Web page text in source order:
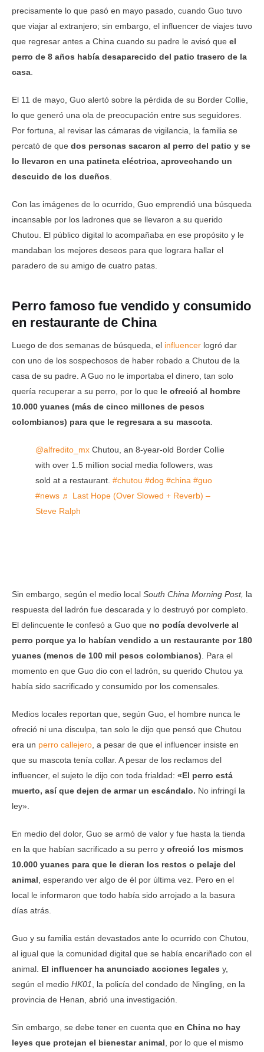
precisamente lo que pasó en mayo pasado, cuando Guo tuvo
que viajar al extranjero; sin embargo, el influencer de viajes tuvo
que regresar antes a China cuando su padre le avisó que el
perro de 8 años había desaparecido del patio trasero de la
casa.
El 11 de mayo, Guo alertó sobre la pérdida de su Border Collie,
lo que generó una ola de preocupación entre sus seguidores.
Por fortuna, al revisar las cámaras de vigilancia, la familia se
percató de que dos personas sacaron al perro del patio y se
lo llevaron en una patineta eléctrica, aprovechando un
descuido de los dueños.
Con las imágenes de lo ocurrido, Guo emprendió una búsqueda
incansable por los ladrones que se llevaron a su querido
Chutou. El público digital lo acompañaba en ese propósito y le
mandaban los mejores deseos para que lograra hallar el
paradero de su amigo de cuatro patas.
Perro famoso fue vendido y consumido
en restaurante de China
Luego de dos semanas de búsqueda, el influencer logró dar
con uno de los sospechosos de haber robado a Chutou de la
casa de su padre. A Guo no le importaba el dinero, tan solo
quería recuperar a su perro, por lo que le ofreció al hombre
10.000 yuanes (más de cinco millones de pesos
colombianos) para que le regresara a su mascota
@alfredito_mx Chutou, an 8-year-old Border Collie
with over 1.5 million social media followers, was
sold at a restaurant. #chutou #dog #china #guo
#news ♬ Last Hope (Over Slowed + Reverb) –
Steve Ralph
Sin embargo, según el medio local South China Morning Post, la
respuesta del ladrón fue descarada y lo destruyó por completo.
El delincuente le confesó a Guo que no podía devolverle al
perro porque ya lo habían vendido a un restaurante por 180
yuanes (menos de 100 mil pesos colombianos) . Para el
momento en que Guo dio con el ladrón, su querido Chutou ya
había sido sacrificado y consumido por los comensales.
Medios locales reportan que, según Guo, el hombre nunca le
ofreció ni una disculpa, tan solo le dijo que pensó que Chutou
era un perro callejero , a pesar de que el influencer insiste en
que su mascota tenía collar. A pesar de los reclamos del
influencer, el sujeto le dijo con toda frialdad: «El perro está
muerto, así que dejen de armar un escándalo. No infringí la
ley».
En medio del dolor, Guo se armó de valor y fue hasta la tienda
en la que habían sacrificado a su perro y ofreció los mismos
10.000 yuanes para que le dieran los restos o pelaje del
animal , esperando ver algo de él por última vez. Pero en el
local le informaron que todo había sido arrojado a la basura
días atrás.
Guo y su familia están devastados ante lo ocurrido con Chutou,
al igual que la comunidad digital que se había encariñado con el
animal. El influencer ha anunciado acciones legales y,
según el medio HK01
, la policía del condado de Ningling, en la
provincia de Henan, abrió una investigación.
Sin embargo, se debe tener en cuenta que en China no hay
leyes que protejan el bienestar animal , por lo que el mismo